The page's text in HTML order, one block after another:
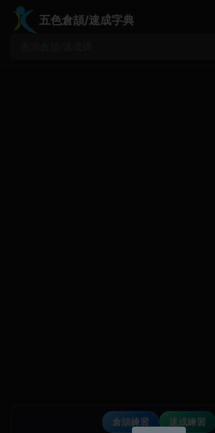
五色倉頡/速成字典
倉頡練習
速成練習